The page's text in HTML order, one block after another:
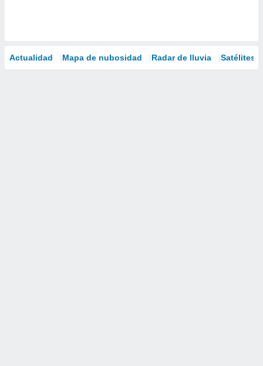
Actualidad Mapa de nubosidad Radar de lluvia Satélites